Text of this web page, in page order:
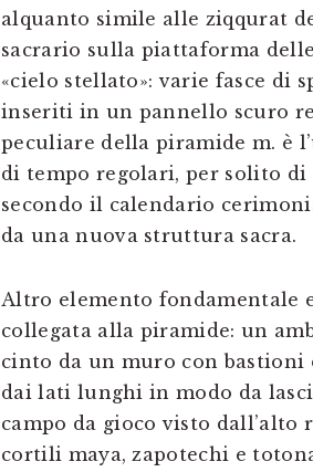
alquanto simile alle ziqqurat
sacrario sulla piattaforma
«cielo stellato»: varie fasce di
inseriti in un pannello scuro
peculiare della piramide m. è
di tempo regolari, per solito
secondo il calendario
da una nuova struttura sacra.
Altro elemento fondamentale
collegata alla piramide: un
cinto da un muro con bastioni
dai lati lunghi in modo da
campo da gioco visto dall’alto
cortili maya, zapotechi e